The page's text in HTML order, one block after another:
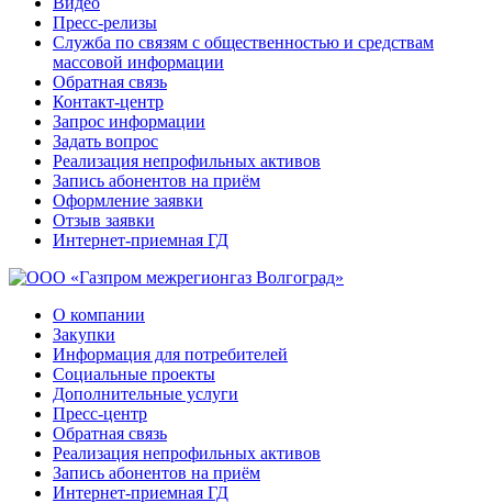
Пресс-релизы
Служба по связям с общественностью и средствам
массовой информации
Обратная связь
Контакт-центр
Запрос информации
Задать вопрос
Реализация непрофильных активов
Запись абонентов на приём
Оформление заявки
Отзыв заявки
Интернет-приемная ГД
О компании
Закупки
Информация для потребителей
Социальные проекты
Дополнительные услуги
Пресс-центр
Обратная связь
Реализация непрофильных активов
Запись абонентов на приём
Интернет-приемная ГД